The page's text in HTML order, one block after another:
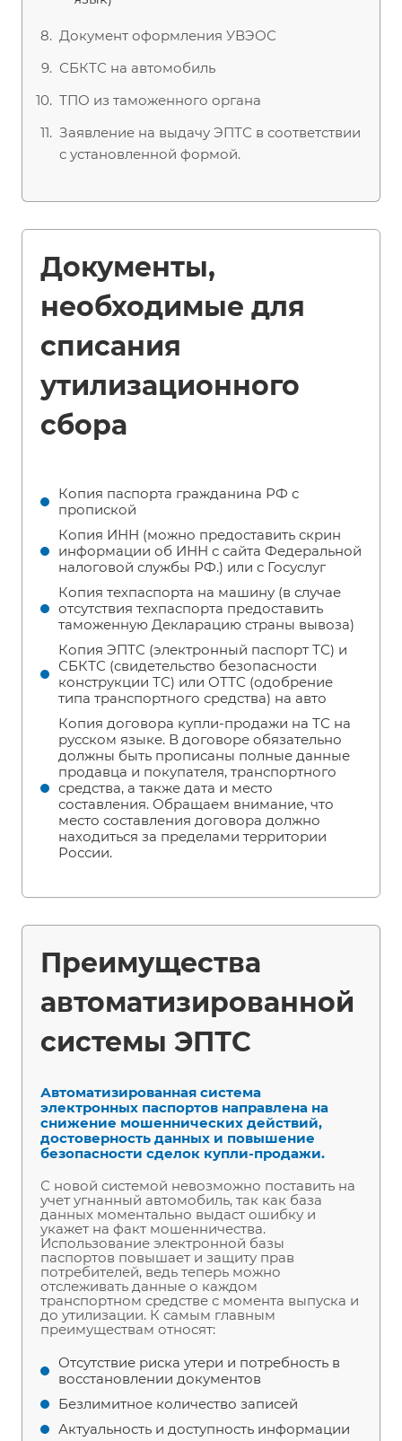
Документ оформления УВЭОС
СБКТС на автомобиль
ТПО из таможенного органа
Заявление на выдачу ЭПТС в соответствии
с установленной формой.
Документы,
необходимые для
списания
утилизационного
сбора
Копия паспорта гражданина РФ с
пропиской
Копия ИНН (можно предоставить скрин
информации об ИНН с сайта Федеральной
налоговой службы РФ.) или с Госуслуг
Копия техпаспорта на машину (в случае
отсутствия техпаспорта предоставить
таможенную Декларацию страны вывоза)
Копия ЭПТС (электронный паспорт ТС) и
СБКТС (свидетельство безопасности
конструкции ТС) или ОТТС (одобрение
типа транспортного средства) на авто
Копия договора купли-продажи на ТС на
русском языке. В договоре обязательно
должны быть прописаны полные данные
продавца и покупателя, транспортного
средства, а также дата и место
составления. Обращаем внимание, что
место составления договора должно
находиться за пределами территории
России.
Преимущества
автоматизированной
системы ЭПТС
Автоматизированная система
электронных паспортов направлена на
снижение мошеннических действий,
достоверность данных и повышение
безопасности сделок купли-продажи.
С новой системой невозможно поставить на
учет угнанный автомобиль, так как база
данных моментально выдаст ошибку и
укажет на факт мошенничества.
Использование электронной базы
паспортов повышает и защиту прав
потребителей, ведь теперь можно
отслеживать данные о каждом
транспортном средстве с момента выпуска и
до утилизации. К самым главным
преимуществам относят:
Отсутствие риска утери и потребность в
восстановлении документов
Безлимитное количество записей
Актуальность и доступность информации